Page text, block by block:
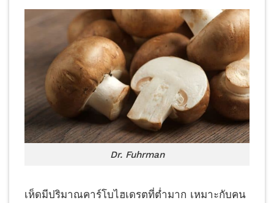
Dr. Fuhrman
เห็ดมีปริมาณคาร์โบไฮเดรตที่ต่ำมาก เหมาะกับคน